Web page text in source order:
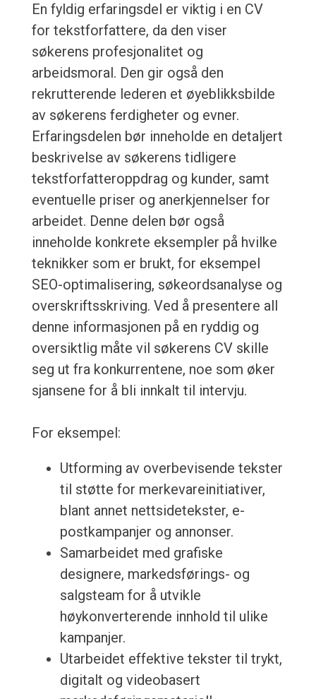
En fyldig erfaringsdel er viktig i en CV
for tekstforfattere, da den viser
søkerens profesjonalitet og
arbeidsmoral. Den gir også den
rekrutterende lederen et øyeblikksbilde
av søkerens ferdigheter og evner.
Erfaringsdelen bør inneholde en detaljert
beskrivelse av søkerens tidligere
tekstforfatteroppdrag og kunder, samt
eventuelle priser og anerkjennelser for
arbeidet. Denne delen bør også
inneholde konkrete eksempler på hvilke
teknikker som er brukt, for eksempel
SEO-optimalisering, søkeordsanalyse og
overskriftsskriving. Ved å presentere all
denne informasjonen på en ryddig og
oversiktlig måte vil søkerens CV skille
seg ut fra konkurrentene, noe som øker
sjansene for å bli innkalt til intervju.
For eksempel:
Utforming av overbevisende tekster
til støtte for merkevareinitiativer,
blant annet nettsidetekster, e-
postkampanjer og annonser.
Samarbeidet med grafiske
designere, markedsførings- og
salgsteam for å utvikle
høykonverterende innhold til ulike
kampanjer.
Utarbeidet effektive tekster til trykt,
digitalt og videobasert